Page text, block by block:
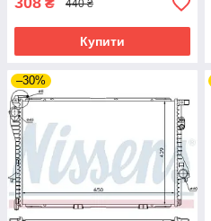
₴ 440 ₴
Купити
–30%